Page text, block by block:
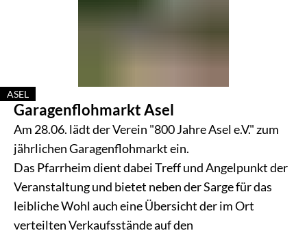
ASEL
KATEGORIE: ASEL
Garagenflohmarkt Asel
Am 28.06. lädt der Verein "800 Jahre Asel e.V." zum
jährlichen Garagenflohmarkt ein.
Das Pfarrheim dient dabei Treff und Angelpunkt der
Veranstaltung und bietet neben der Sarge für das
leibliche Wohl auch eine Übersicht der im Ort
verteilten Verkaufsstände auf den